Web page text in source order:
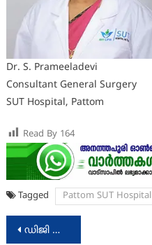
Dr. S. Prameeladevi
Consultant General Surgery
SUT Hospital, Pattom
Read By 164
Tagged Pattom SUT Hospital
Post
ഡിജി കേരളം: സ്‌കൂളിലെത്തുന്ന അമ്മമാരെ ഇ-സാക്ഷരരാക്കാന്‍ കുടുംബശ്രീ ബാലസഭാംഗങ്ങള്‍ ഇന്ന് രംഗത്ത്